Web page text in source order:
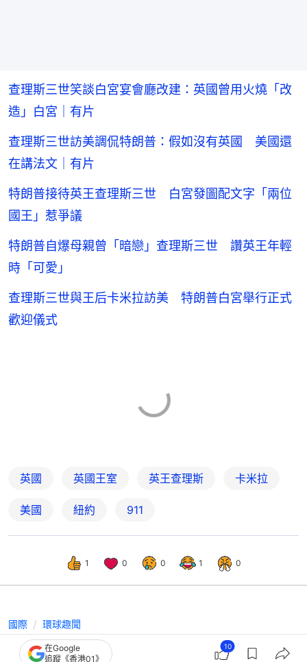
查理斯三世笑談白宮宴會廳改建：英國曾用火燒「改
造」白宮｜有片
查理斯三世訪美調侃特朗普：假如沒有英國 美國還
在講法文｜有片
特朗普接待英王查理斯三世 白宮發圖配文字「兩位
國王」惹爭議
特朗普自爆母親曾「暗戀」查理斯三世 讚英王年輕
時「可愛」
查理斯三世與王后卡米拉訪美 特朗普白宮舉行正式
歡迎儀式
英國 英國王室 英王查理斯 卡米拉
美國 紐約 911
1 0 0 1 0
國際 環球趣聞
英王壽辰慶祝 路易王子表情多多搶
在Google
追蹤《香港01》
10